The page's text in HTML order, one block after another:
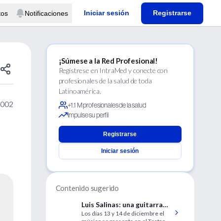
Notificaciones Iniciar sesión Registrarse
¡Súmese a la Red Profesional!
Regístrese en IntraMed y conecte con
profesionales de la salud de toda
Latinoamérica.
+1.1 M profesionales de la salud
Impulse su perfil
Registrarse
Iniciar sesión
Contenido sugerido
Luis Salinas: una guitarra
mayor
Los días 13 y 14 de diciembre el